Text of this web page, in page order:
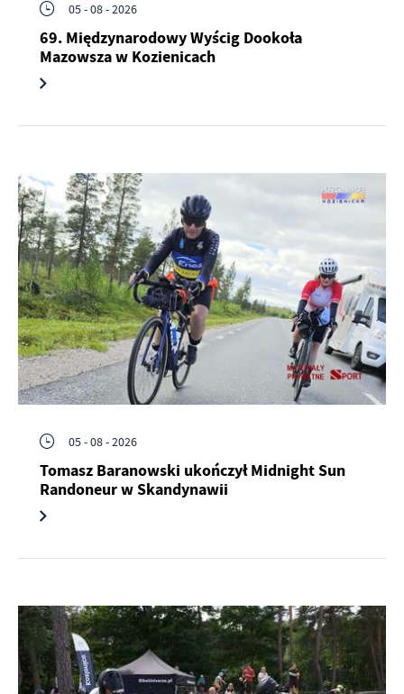
05 - 08 - 2026
69. Międzynarodowy Wyścig Dookoła
Mazowsza w Kozienicach
05 - 08 - 2026
Tomasz Baranowski ukończył Midnight Sun
Randoneur w Skandynawii